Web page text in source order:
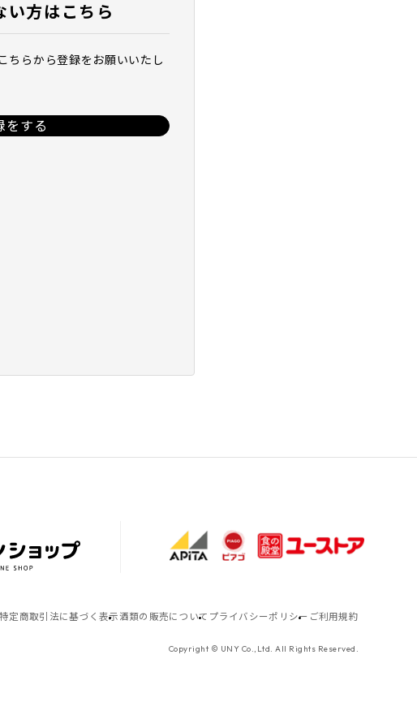
い方はこちら
ちらから登録をお願いいたし
をする
特定商取引法に基づく表示 酒類の販売について プライバシーポリシー ご利用規約
Copyright © UNY Co.,Ltd. All Rights Reserved.